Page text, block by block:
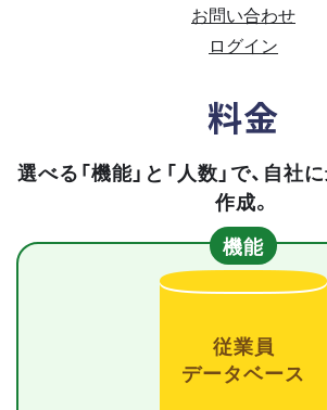
お問い合わせ
ログイン
料金
選べる「機能」と「人数」で、自社
作成。
機能
従業員
データベース